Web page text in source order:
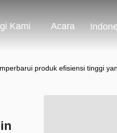
Kami Acara
produk efisiensi tinggi